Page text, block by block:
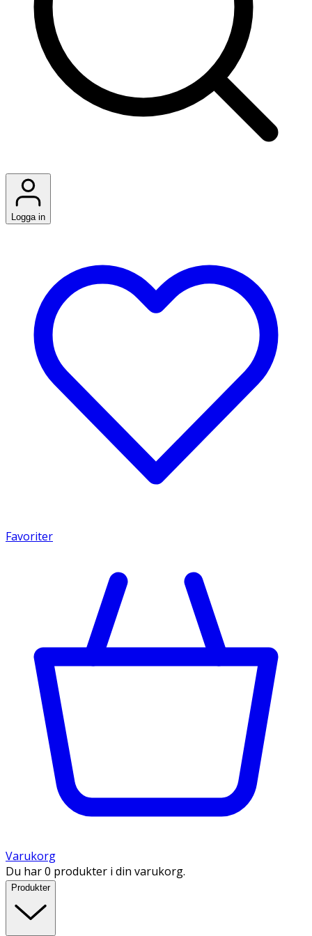
Logga in
Favoriter
Varukorg
Du har 0 produkter i din varukorg.
Produkter